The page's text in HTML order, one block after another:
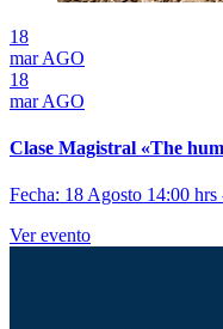
18
mar AGO
18
mar AGO
Clase Magistral «The
Fecha: 18 Agosto 14:00
Ver evento